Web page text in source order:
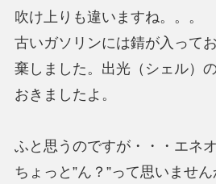
吹け上りも違いますね。。。
古いガソリンには錆が入って
棄しました。出光（シェル）
おきましたよ。
ふと思うのですが・・・エネ
ちょっと”ん？”って思いませ